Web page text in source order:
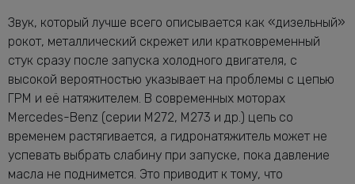
Звук, который лучше всего описывается как «дизельный»
рокот, металлический скрежет или кратковременный
стук сразу после запуска холодного двигателя, с
высокой вероятностью указывает на проблемы с цепью
ГРМ и её натяжителем. В современных моторах
Mercedes-Benz (серии M272, M273 и др.) цепь со
временем растягивается, а гидронатяжитель может не
успевать выбрать слабину при запуске, пока давление
масла не поднимется. Это приводит к тому, что